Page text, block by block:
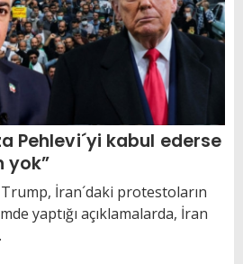
Pehlevi´yi kabul ederse
yok”
İran´daki protestoların
yaptığı açıklamalarda, İran